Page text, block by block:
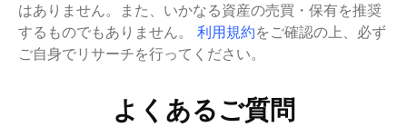
はありません。また、いかなる資産の売買・保有を推奨
するものでもありません。
利用規約をご確認の上、必ず
ご自身でリサーチを行ってください。
よくあるご質問